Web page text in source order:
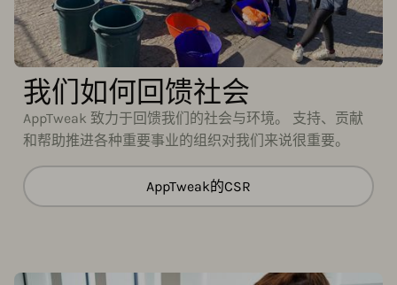
我们如何回馈社会
AppTweak 致力于回馈我们的社会与环境。 支持、贡献
和帮助推进各种重要事业的组织对我们来说很重要。
AppTweak的CSR